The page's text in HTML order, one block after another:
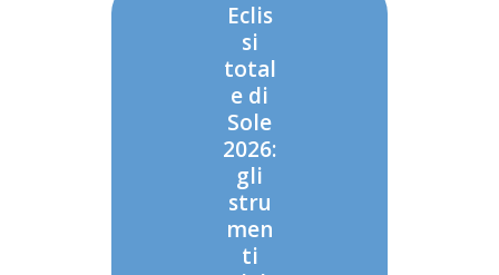
Eclis
si
total
e di
Sole
2026:
gli
stru
men
ti